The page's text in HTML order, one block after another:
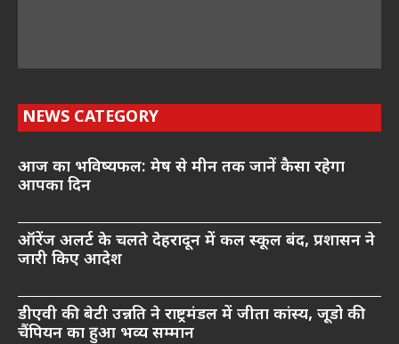
NEWS CATEGORY
आज का भविष्यफल: मेष से मीन तक जानें कैसा रहेगा
आपका दिन
ऑरेंज अलर्ट के चलते देहरादून में कल स्कूल बंद, प्रशासन ने
जारी किए आदेश
डीएवी की बेटी उन्नति ने राष्ट्रमंडल में जीता कांस्य, जूडो की
चैंपियन का हुआ भव्य सम्मान